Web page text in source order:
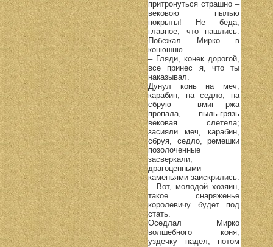
притронуться страшно –
вековою пылью
покрыты! Не беда,
главное, что нашлись.
Побежал Мирко в
конюшню.
– Гляди, конек дорогой,
все принес я, что ты
наказывал.
Дунул конь на меч,
карабин, на седло, на
сбрую – вмиг ржа
пропала, пыль-грязь
вековая слетела;
засияли меч, карабин,
сбруя, седло, ремешки
позолоченные
засверкали,
драгоценными
каменьями заискрились.
– Вот, молодой хозяин,
такое снаряженье
королевичу будет под
стать.
Оседлал Мирко
волшебного коня,
уздечку надел, потом